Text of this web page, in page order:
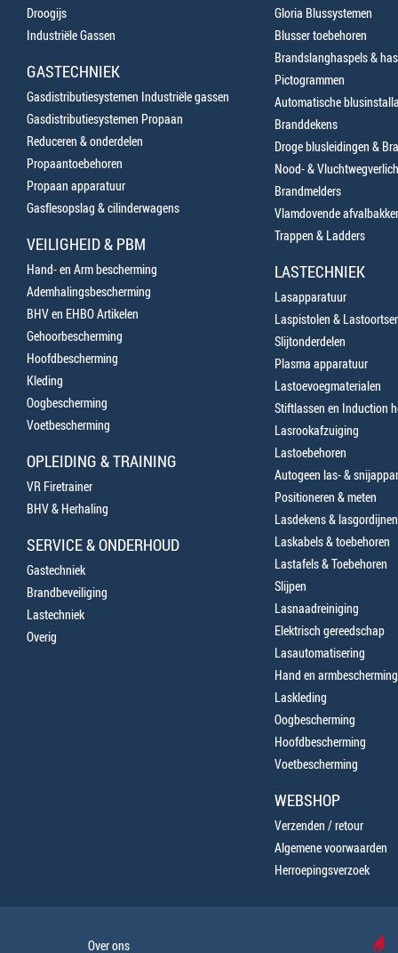
Droogijs
Industriële Gassen
GASTECHNIEK
Gasdistributiesystemen Industriële gassen
Gasdistributiesystemen Propaan
Reduceren & onderdelen
Propaantoebehoren
Propaan apparatuur
Gasflesopslag & cilinderwagens
VEILIGHEID & PBM
Hand- en Arm bescherming
Ademhalingsbescherming
BHV en EHBO Artikelen
Gehoorbescherming
Hoofdbescherming
Kleding
Oogbescherming
Voetbescherming
OPLEIDING & TRAINING
VR Firetrainer
BHV & Herhaling
SERVICE & ONDERHOUD
Gastechniek
Brandbeveiliging
Lastechniek
Overig
Gloria Blussystemen
Blusser toebehoren
Brandslanghaspels &
Pictogrammen
Automatische
Branddekens
Droge blusleidingen &
Nood- &
Brandmelders
Vlamdovende
Trappen & Ladders
LASTECHNIEK
Lasapparatuur
Laspistolen &
Slijtonderdelen
Plasma apparatuur
Lastoevoegmaterialen
Stiftlassen en Induction
Lasrookafzuiging
Lastoebehoren
Autogeen las- &
Positioneren & meten
Lasdekens & lasgordijnen
Laskabels & toebehoren
Lastafels & Toebehoren
Slijpen
Lasnaadreiniging
Elektrisch gereedschap
Lasautomatisering
Hand en armbescherming
Laskleding
Oogbescherming
Hoofdbescherming
Voetbescherming
WEBSHOP
Verzenden / retour
Algemene voorwaarden
Herroepingsverzoek
Over ons